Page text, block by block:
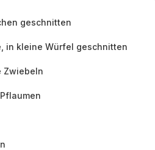
geschnitten
in kleine Würfel geschnitten
Zwiebeln